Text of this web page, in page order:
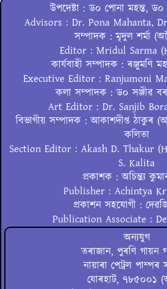
উপদেষ্টা : ড০ পোনা মহন্ত, ড০
Advisors : Dr. Pona Mahanta,
সম্পাদক : মৃদুল শৰ্মা
Editor : Mridul Sarma
কাৰ্যবাহী সম্পাদক : ৰঞ্জুমণি
Executive Editor : Ranjumoni
কলা সম্পাদক : ড০ সঞ্জীৱ
Art Editor : Dr. Sanjib
বিভাগীয় সম্পাদক : আকাশদীপ্ত ঠাকুৰ
কলিতা
Section Editor : Akash D. Thakur
S. Kalita
প্ৰকাশক : অচিন্ত্য
Publisher : Achintya
প্ৰকাশন সহযোগী :
Publication Associate :
অন্যযুগ
তৰাজান, পুৰণি গায়ন
নায়াৰা পেট্ৰল পাম্পৰ
যোৰহাট, ৭৮৫০০১